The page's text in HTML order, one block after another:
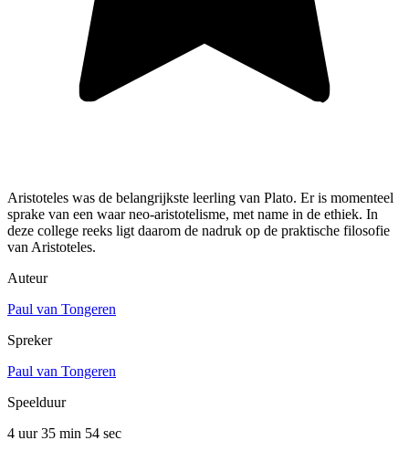
Aristoteles was de belangrijkste leerling van Plato. Er is momenteel
sprake van een waar neo-aristotelisme, met name in de ethiek. In
deze college reeks ligt daarom de nadruk op de praktische filosofie
van Aristoteles.
Auteur
Paul van Tongeren
Spreker
Paul van Tongeren
Speelduur
4 uur 35 min 54 sec